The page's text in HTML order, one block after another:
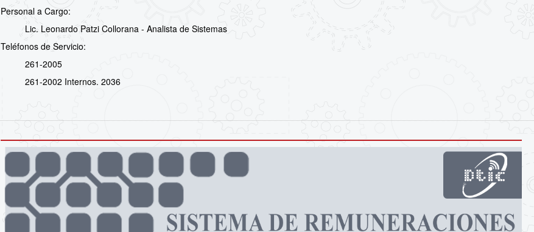
Personal a Cargo:
Lic. Leonardo Patzi Collorana - Analista de Sistemas
Teléfonos de Servicio:
261-2005
261-2002 Internos. 2036